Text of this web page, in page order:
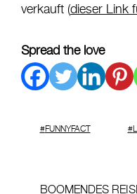
verkauft (dieser Link
Spread the love
FUNNYFACT
BOOMENDES